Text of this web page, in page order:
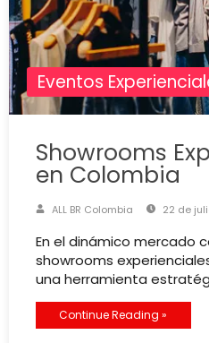
Eventos
Showrooms
en Colombia
ALL BR Colombia 22 de
En el dinámico mercado
showrooms
una herramienta
Continue Reading »